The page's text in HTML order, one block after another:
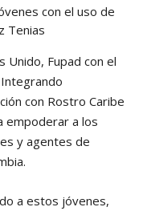
con el uso de
Tenias
Unido, Fupad con el
con Rostro Caribe
empoderar a los
y agentes de
a estos jóvenes,